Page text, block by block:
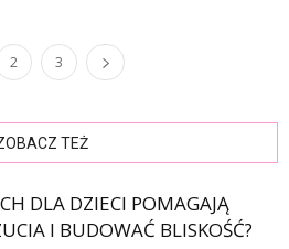
2 3
TEŻ
DLA DZIECI POMAGAJĄ
I BUDOWAĆ BLISKOŚĆ?